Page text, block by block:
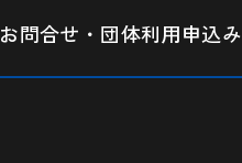
お問合せ・団体利用申込み